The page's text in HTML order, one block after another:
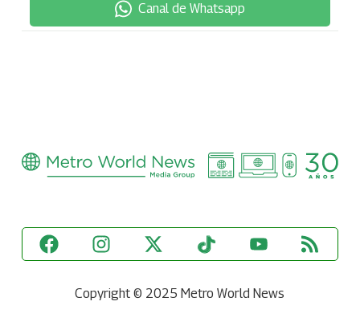
Canal de Whatsapp
Copyright © 2025 Metro World News